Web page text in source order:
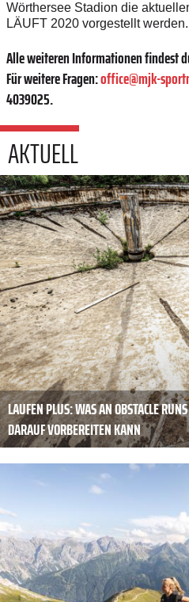
Wörthersee Stadion die
LÄUFT 2020 vorgestellt werden.
Alle weiteren Informationen findest
Für weitere Fragen:office@mjk-
4039025.
AKTUELL
LAUFEN PLUS: WAS AN OBSTACLE
DARAUF VORBEREITEN KANN